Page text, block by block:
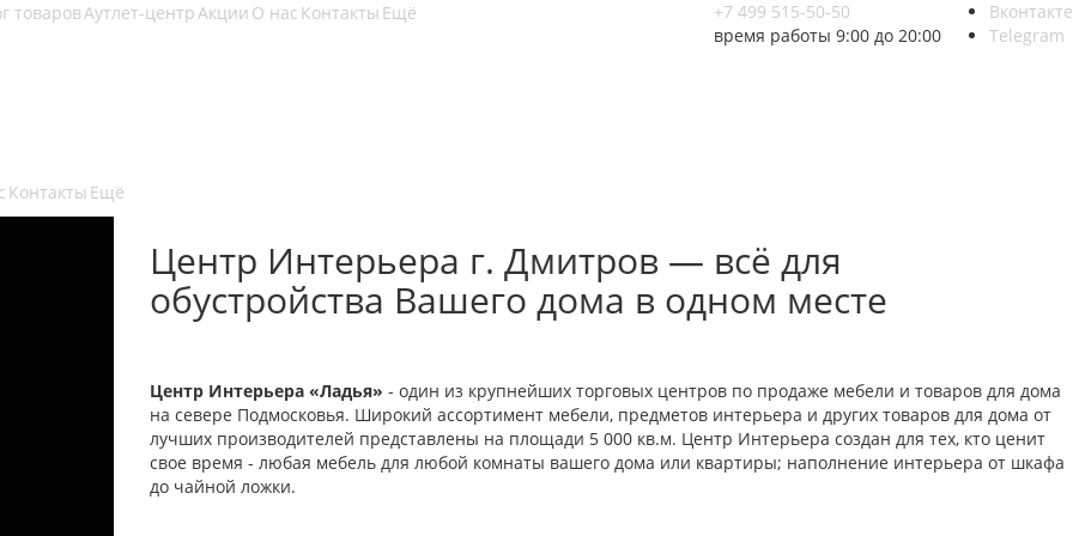
Вконтакте
Telegram
+7 499 515-50-50
время работы 9:00 до 20:00
товаровАутлет-центрАкции О нас Контакты Ещё
Контакты Ещё
Центр Интерьера г. Дмитров — всё для
обустройства Вашего дома в одном месте
Центр Интерьера «Ладья» - один из крупнейших торговых центров по продаже мебели и товаров для дома
на севере Подмосковья. Широкий ассортимент мебели, предметов интерьера и других товаров для дома от
лучших производителей представлены на площади 5 000 кв.м. Центр Интерьера создан для тех, кто ценит
свое время - любая мебель для любой комнаты вашего дома или квартиры; наполнение интерьера от шкафа
до чайной ложки.